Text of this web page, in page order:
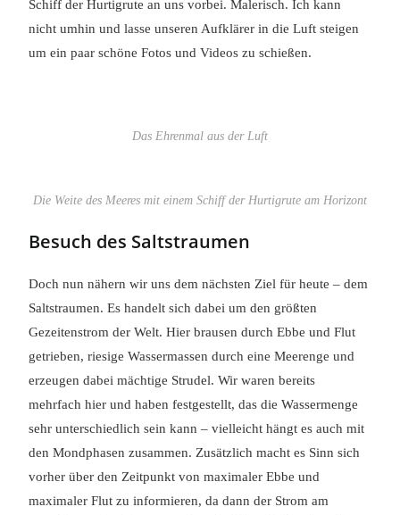
Schiff der Hurtigrute an uns vorbei. Malerisch. Ich kann
nicht umhin und lasse unseren Aufklärer in die Luft steigen
um ein paar schöne Fotos und Videos zu schießen.
Das Ehrenmal aus der Luft
Die Weite des Meeres mit einem Schiff der Hurtigrute am Horizont
Besuch des Saltstraumen
Doch nun nähern wir uns dem nächsten Ziel für heute – dem
Saltstraumen. Es handelt sich dabei um den größten
Gezeitenstrom der Welt. Hier brausen durch Ebbe und Flut
getrieben, riesige Wassermassen durch eine Meerenge und
erzeugen dabei mächtige Strudel. Wir waren bereits
mehrfach hier und haben festgestellt, das die Wassermenge
sehr unterschiedlich sein kann – vielleicht hängt es auch mit
den Mondphasen zusammen. Zusätzlich macht es Sinn sich
vorher über den Zeitpunkt von maximaler Ebbe und
maximaler Flut zu informieren, da dann der Strom am